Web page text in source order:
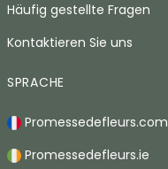
Häufig gestellte Fragen
Kontaktieren Sie uns
SPRACHE
Promessedefleurs.com
Promessedefleurs.ie